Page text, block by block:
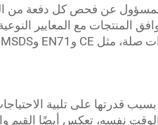
عن فحص كل دفعة من
المنتجات مع المعايير
على تلبية الاحتياجات
نفسه، تعكس أيضًا القيم